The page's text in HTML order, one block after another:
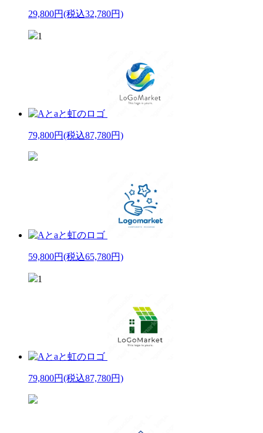
29,800円(税込32,780円)
1
79,800円(税込87,780円)
59,800円(税込65,780円)
1
79,800円(税込87,780円)